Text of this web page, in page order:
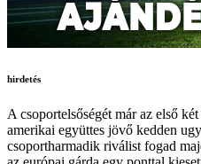
hirdetés
A csoportelsőségét már az első
amerikai együttes jövő kedden
csoportharmadik riválist fogad